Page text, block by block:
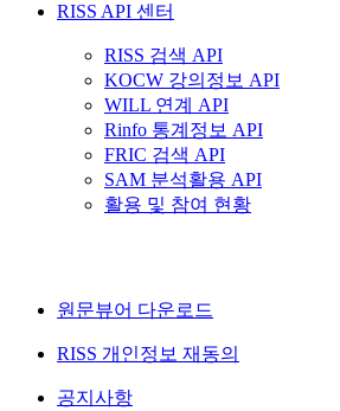
RISS API 센터
RISS 검색 API
KOCW 강의정보 API
WILL 연계 API
Rinfo 통계정보 API
FRIC 검색 API
SAM 분석활용 API
활용 및 참여 현황
원문뷰어 다운로드
RISS 개인정보 재동의
공지사항